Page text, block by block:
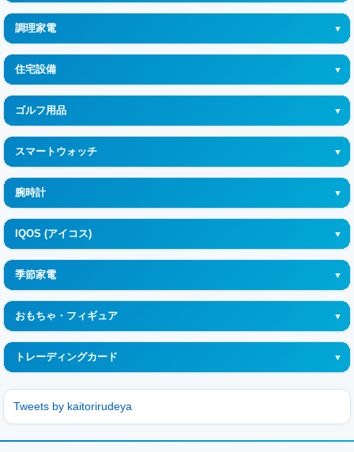
竹鶴
ニッカ
厚岸
マッカラン
ヘネシー
モエエシャンドン
空気清浄機
車載用空気清浄機
調理家電
炊飯器
コーヒーメーカー
トースター
ホットプレート
電気ポット
住宅設備
温水洗浄便座
テレビドアホン
電話機・FAX
ネットワークカメラ・防犯カメラ
ゴルフ用品
レーザー距離計
スマートウォッチ
GARMIN (ガーミン)
Xiaomi (シャオミ)
HUAWEI (ファーウェイ)
Samsung (サムスン)
Zepp Health (ゼップ ヘルス)
腕時計
CASIO (カシオ)
セイコー(SEIKO)
IQOS (アイコス)
IQOS (アイコス) イルマ ワン
IQOS (アイコス) イルマ
IQOS (アイコス) イルマ プライム
季節家電
ウェアラブルサーモデバイス
おもちゃ・フィギュア
ベイブレード
ポケモン(Pokémon)
たまごっち (Tamagotchi)
トレーディングカード
ポケモンカード
ワンピースカード
ドラゴンボールカード
Tweets by kaitorirudeya